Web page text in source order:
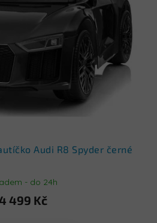
Audi R8 Spyder černé
- do 24h
499 Kč